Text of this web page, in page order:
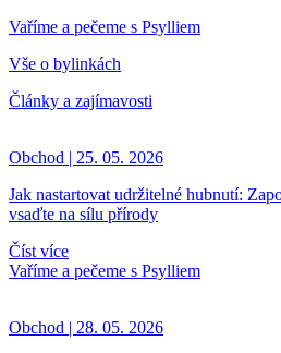
Vaříme a pečeme s Psylliem
Vše o bylinkách
Články a zajímavosti
Obchod | 25. 05. 2026
Jak nastartovat udržitelné hubnutí:
vsaďte na sílu přírody
Číst více
Vaříme a pečeme s Psylliem
Obchod | 28. 05. 2026